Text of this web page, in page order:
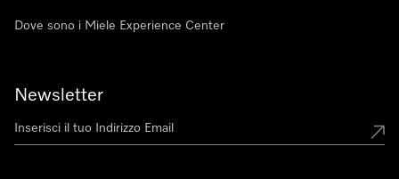
Dove sono i Miele Experience Center
Newsletter